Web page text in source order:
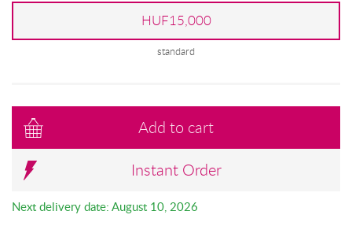
HUF15,000
standard
Add to cart
Instant Order
Next delivery date: August 10, 2026